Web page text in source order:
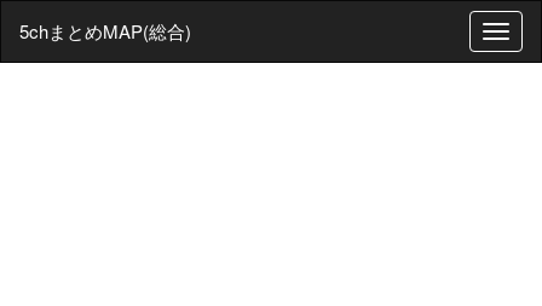
T
o
5chまとめMAP(総合)